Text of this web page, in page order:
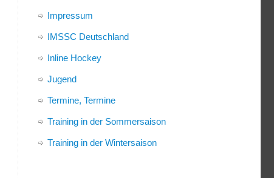
Impressum
IMSSC Deutschland
Inline Hockey
Jugend
Termine, Termine
Training in der Sommersaison
Training in der Wintersaison